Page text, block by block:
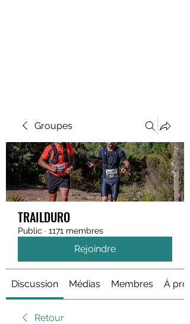
Groupes
TRAILDURO
Public · 1171 membres
Rejoindre
Discussion Médias Membres À
Retour